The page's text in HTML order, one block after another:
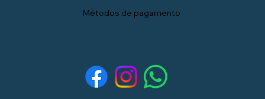
Métodos de pagamento